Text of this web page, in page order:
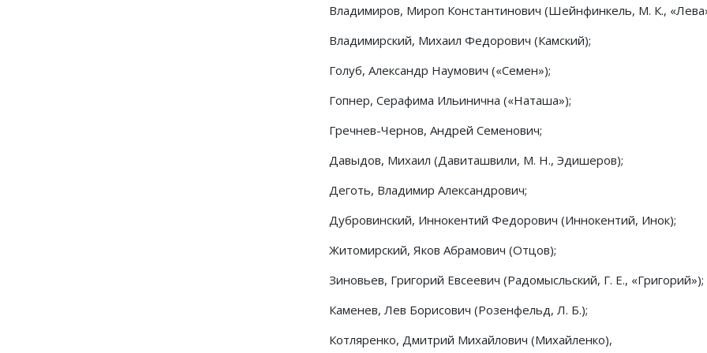
Владимиров, Мироп Константинович (Шейнфинкель, М. К.,
Владимирский, Михаил Федорович (Камский);
Голуб, Александр Наумович («Семен»);
Гопнер, Серафима Ильинична («Наташа»);
Гречнев-Чернов, Андрей Семенович;
Давыдов, Михаил (Давиташвили, М. Н., Эдишеров);
Деготь, Владимир Александрович;
Дубровинский, Иннокентий Федорович (Иннокентий, Инок);
Житомирский, Яков Абрамович (Отцов);
Зиновьев, Григорий Евсеевич (Радомысльский, Г. Е., «Григорий»);
Каменев, Лев Борисович (Розенфельд, Л. Б.);
Котляренко, Дмитрий Михайлович (Михайленко),